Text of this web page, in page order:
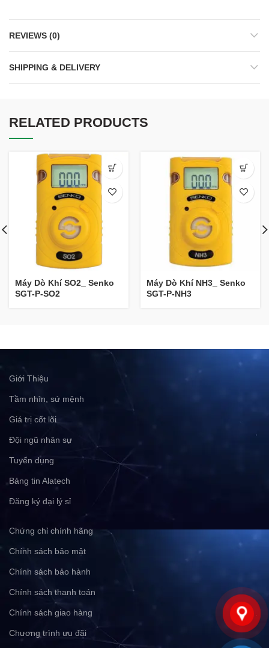
REVIEWS (0)
SHIPPING & DELIVERY
RELATED PRODUCTS
Máy Dò Khí SO2_ Senko
SGT-P-SO2
Máy Dò Khí NH3_ Senko
SGT-P-NH3
Giới Thiệu
Tầm nhìn, sứ mệnh
Giá trị cốt lõi
Đội ngũ nhân sự
Tuyển dụng
Bảng tin Alatech
Đăng ký đại lý sỉ
Chứng chỉ chính hãng
Chính sách bảo mật
Chính sách bảo hành
Chính sách thanh toán
Chính sách giao hàng
Chương trình ưu đãi